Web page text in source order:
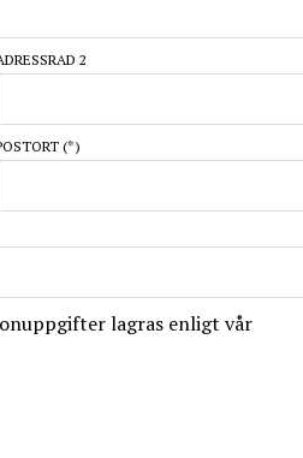
2
(*)
lagras enligt vår